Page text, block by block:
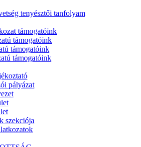
tenyésztői tanfolyam
támogatóink
támogatóink
támogatóink
támogatóink
pályázat
szekciója